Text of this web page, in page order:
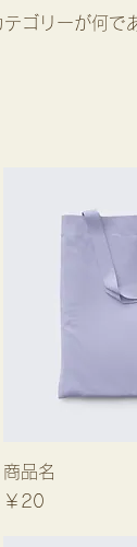
ゴリーが何で
商品名
価格
￥20